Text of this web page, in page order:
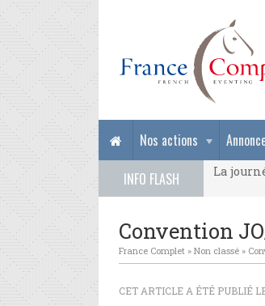
Nos actions
INFO FLASH
La
La
Convention
France Complet » Non classé »
CET ARTICLE A ÉTÉ PUBLIÉ